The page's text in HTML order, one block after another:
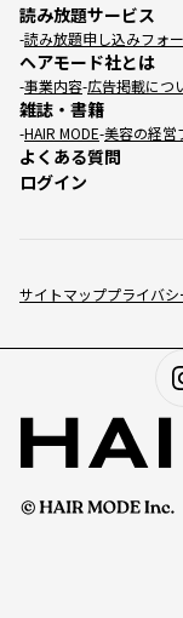
サイトマッププライバ
読み放題サービス
読み放題申し込みフォ
ヘアモード社とは
事業内容 広告掲載につ
雑誌・書籍
HAIR MODE 美容の経営
よくある質問
ログイン